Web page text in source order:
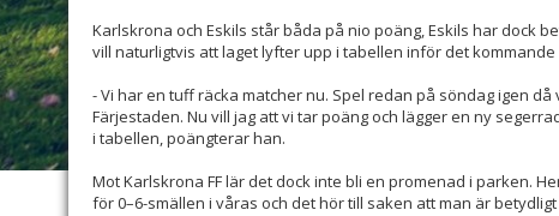
Karlskrona och Eskils står båda på nio poäng, Eskils har dock
vill naturligtvis att laget lyfter upp i tabellen inför det
- Vi har en tuff räcka matcher nu. Spel redan på söndag igen
Färjestaden. Nu vill jag att vi tar poäng och lägger en ny
i tabellen, poängterar han.
Mot Karlskrona FF lär det dock inte bli en promenad i parken.
för 0–6-smällen i våras och det hör till saken att man är